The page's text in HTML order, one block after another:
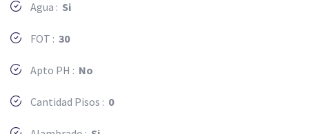
Agua : Si
FOT : 30
Apto PH : No
Cantidad Pisos : 0